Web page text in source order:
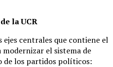
la UCR
centrales que contiene el
el sistema de
de los partidos políticos: